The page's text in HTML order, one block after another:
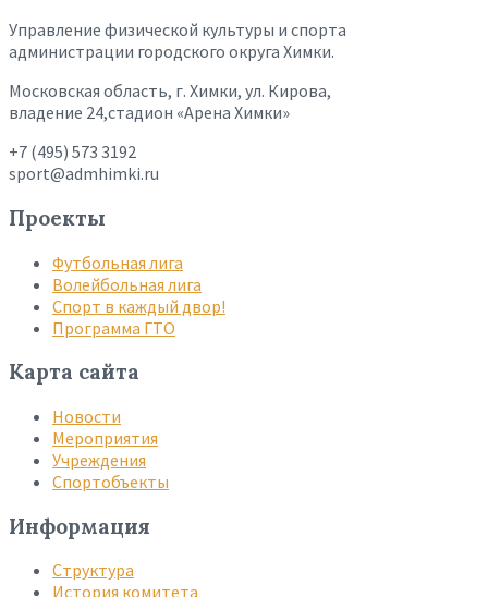
Управление физической культуры и спорта
администрации городского округа Химки.
Московская область, г. Химки, ул. Кирова,
владение 24,стадион «Арена Химки»
+7 (495) 573 3192
sport@admhimki.ru
Проекты
Футбольная лига
Волейбольная лига
Спорт в каждый двор!
Программа ГТО
Карта сайта
Новости
Мероприятия
Учреждения
Спортобъекты
Информация
Структура
История комитета